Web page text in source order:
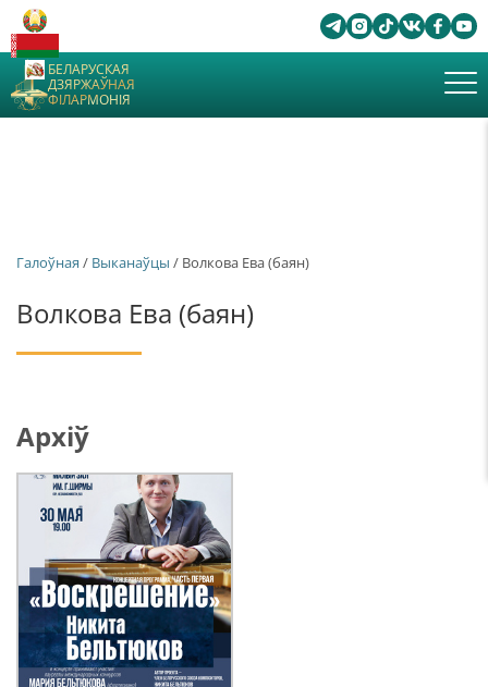
БЕЛАРУСКАЯ
ДЗЯРЖАЎНАЯ
ФІЛАРМОНІЯ
Галоўная / Выканаўцы / Волкова Ева (баян)
Волкова Ева (баян)
Архіў